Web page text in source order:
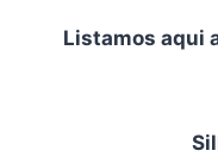
Listamos aqui